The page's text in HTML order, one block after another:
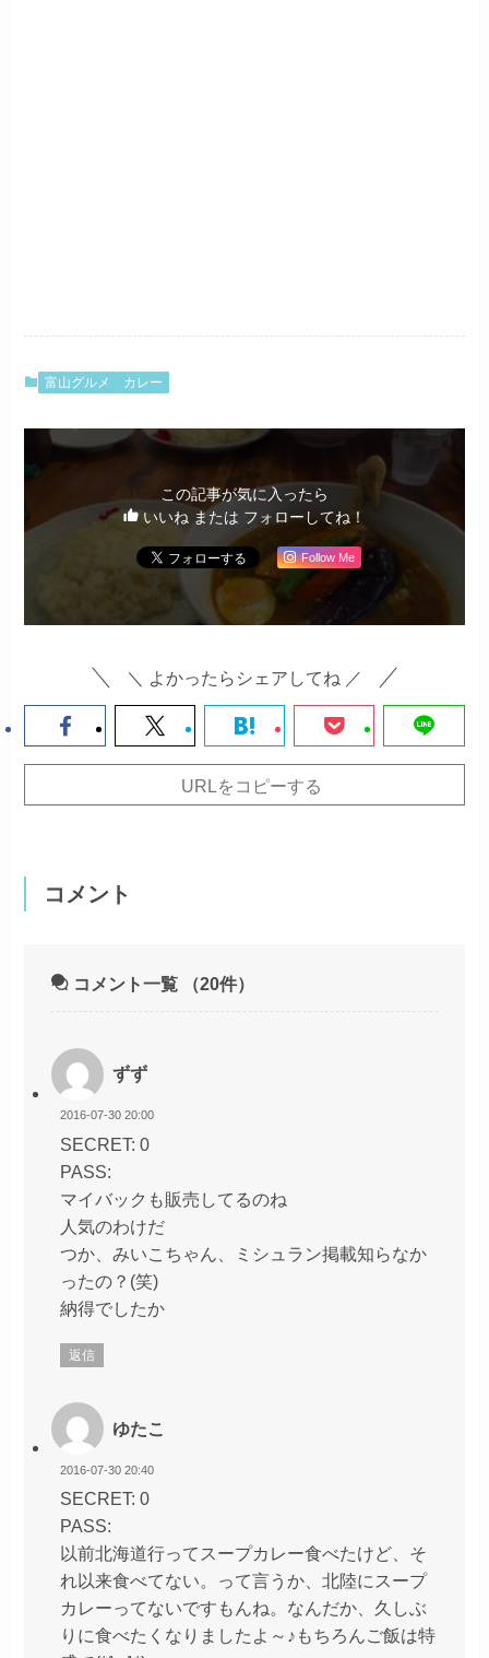
富山グルメ カレー
この記事が気に入ったら
いいね または フォローしてね！
Follow Me
＼ よかったらシェアしてね ／
URLをコピーする
コメント
コメント一覧 （20件）
ずず
2016-07-30 20:00
SECRET: 0
PASS:
マイバックも販売してるのね
人気のわけだ
つか、みいこちゃん、ミシュラン掲載知らなか
ったの？(笑)
納得でしたか
返信
ゆたこ
2016-07-30 20:40
SECRET: 0
PASS:
以前北海道行ってスープカレー食べたけど、そ
れ以来食べてない。って言うか、北陸にスープ
カレーってないですもんね。なんだか、久しぶ
りに食べたくなりましたよ～♪もちろんご飯は特